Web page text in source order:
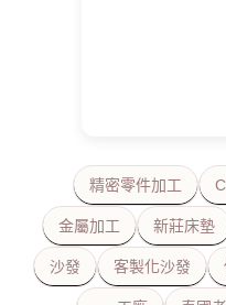
精密零件加工
金屬加工 新莊床墊
沙發 客製化沙發